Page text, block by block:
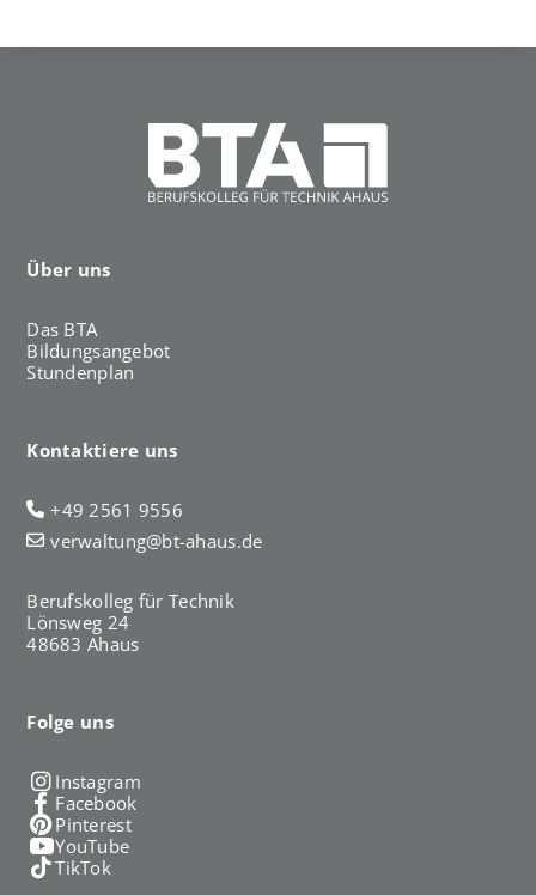
Über uns
Das BTA
Bildungsangebot
Stundenplan
Kontaktiere uns
+49 2561 9556
verwaltung@bt-ahaus.de
Berufskolleg für Technik
Lönsweg 24
48683 Ahaus
Folge uns
Instagram
Facebook
Pinterest
YouTube
TikTok